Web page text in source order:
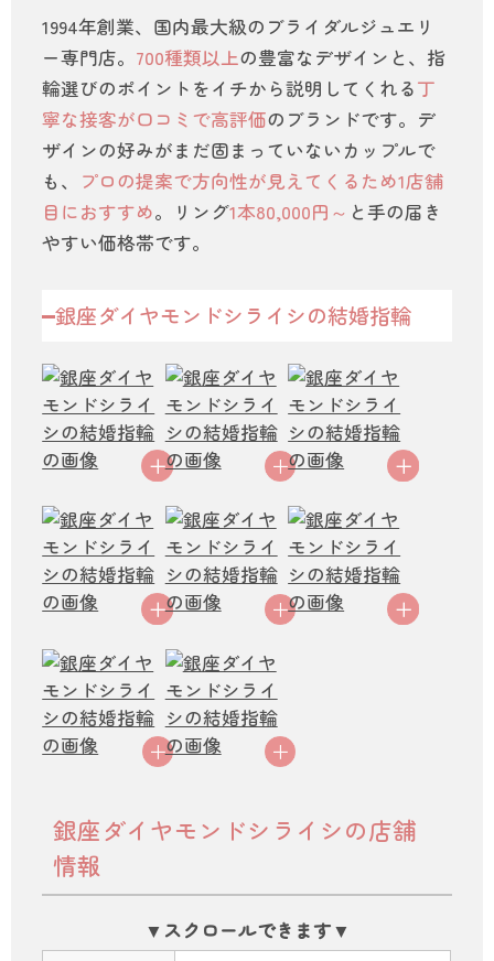
1994年創業、国内最大級のブライダルジュエリ
ー専門店。 700種類以上の豊富なデザインと、指
輪選びのポイントをイチから説明してくれる丁
寧な接客が口コミで高評価のブランドです。デ
ザインの好みがまだ固まっていないカップルで
も、
プロの提案で方向性が見えてくるため1店舗
目におすすめ。リング1本80,000円～ と手の届き
やすい価格帯です。
銀座ダイヤモンドシライシの結婚指輪
銀座ダイヤモンドシライシの店舗
情報